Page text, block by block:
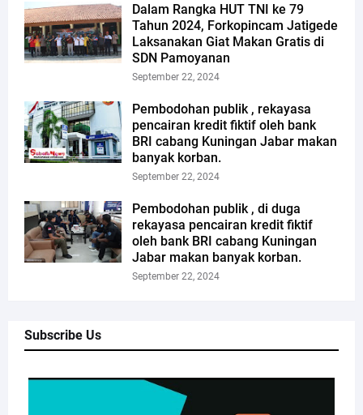
Dalam Rangka HUT TNI ke 79
Tahun 2024, Forkopincam Jatigede
Laksanakan Giat Makan Gratis di
SDN Pamoyanan
September 22, 2024
Pembodohan publik , rekayasa
pencairan kredit fiktif oleh bank
BRI cabang Kuningan Jabar makan
banyak korban.
September 22, 2024
Pembodohan publik , di duga
rekayasa pencairan kredit fiktif
oleh bank BRI cabang Kuningan
Jabar makan banyak korban.
September 22, 2024
Subscribe Us